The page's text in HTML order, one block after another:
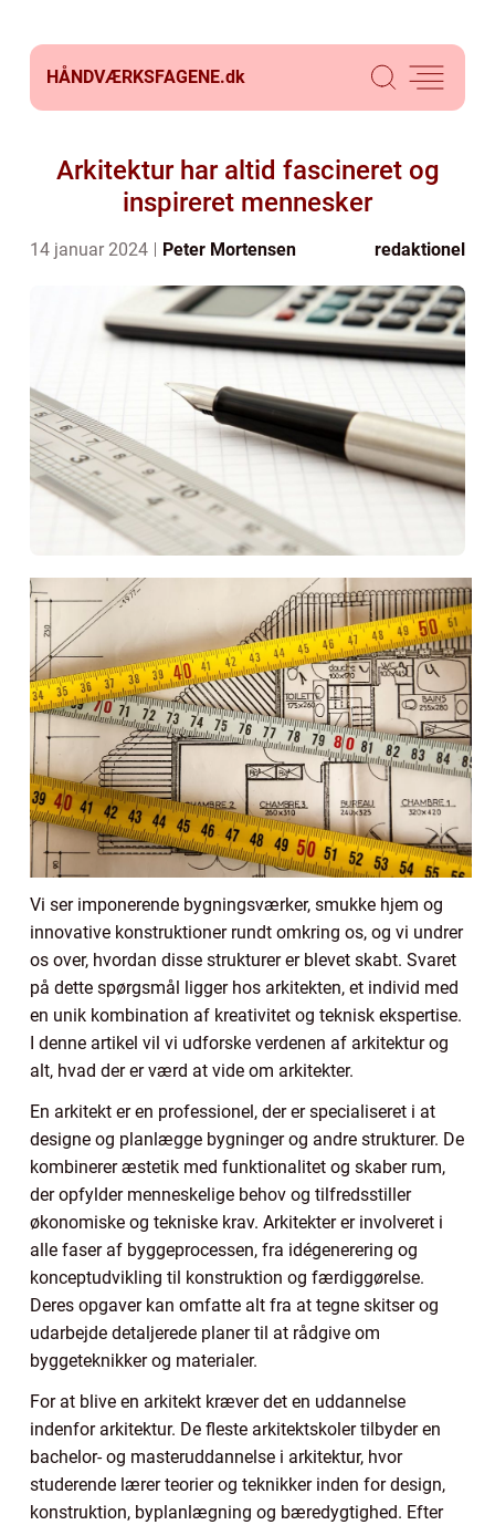
HÅNDVÆRKSFAGENE.dk
Arkitektur har altid fascineret og
inspireret mennesker
14 januar 2024 Peter Mortensen redaktionel
Vi ser imponerende bygningsværker, smukke hjem og
innovative konstruktioner rundt omkring os, og vi undrer
os over, hvordan disse strukturer er blevet skabt. Svaret
på dette spørgsmål ligger hos arkitekten, et individ med
en unik kombination af kreativitet og teknisk ekspertise.
I denne artikel vil vi udforske verdenen af arkitektur og
alt, hvad der er værd at vide om arkitekter.
En arkitekt er en professionel, der er specialiseret i at
designe og planlægge bygninger og andre strukturer. De
kombinerer æstetik med funktionalitet og skaber rum,
der opfylder menneskelige behov og tilfredsstiller
økonomiske og tekniske krav. Arkitekter er involveret i
alle faser af byggeprocessen, fra idégenerering og
konceptudvikling til konstruktion og færdiggørelse.
Deres opgaver kan omfatte alt fra at tegne skitser og
udarbejde detaljerede planer til at rådgive om
byggeteknikker og materialer.
For at blive en arkitekt kræver det en uddannelse
indenfor arkitektur. De fleste arkitektskoler tilbyder en
bachelor- og masteruddannelse i arkitektur, hvor
studerende lærer teorier og teknikker inden for design,
konstruktion, byplanlægning og bæredygtighed. Efter